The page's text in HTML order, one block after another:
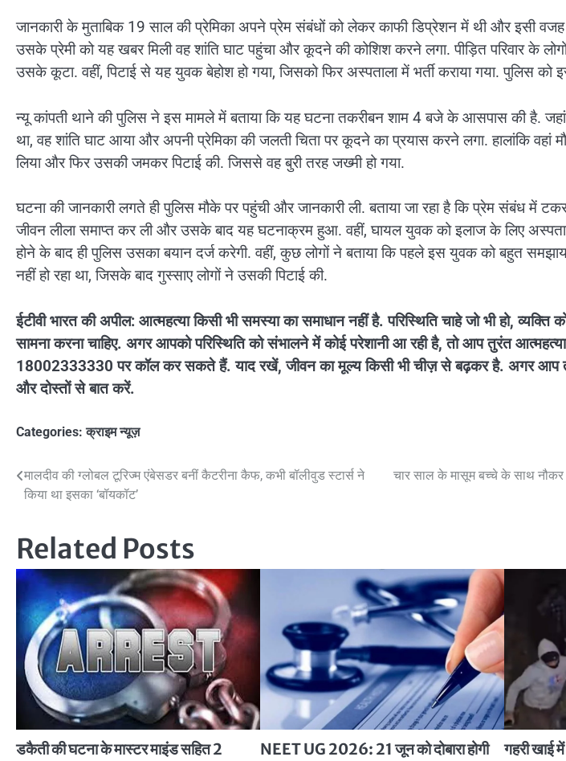
जानकारी के मुताबिक 19 साल की प्रेमिका अपने प्रेम संबंधों को लेकर काफी डिप्रेशन में थी और इसी
उसके प्रेमी को यह खबर मिली वह शांति घाट पहुंचा और कूदने की कोशिश करने लगा. पीड़ित परिवार के
उसके कूटा. वहीं, पिटाई से यह युवक बेहोश हो गया, जिसको फिर अस्पताला में भर्ती कराया गया. पुलिस को
न्यू कांपती थाने की पुलिस ने इस मामले में बताया कि यह घटना तकरीबन शाम 4 बजे के आसपास की है.
था, वह शांति घाट आया और अपनी प्रेमिका की जलती चिता पर कूदने का प्रयास करने लगा. हालांकि वहां
लिया और फिर उसकी जमकर पिटाई की. जिससे वह बुरी तरह जख्मी हो गया.
घटना की जानकारी लगते ही पुलिस मौके पर पहुंची और जानकारी ली. बताया जा रहा है कि प्रेम संबंध में
जीवन लीला समाप्त कर ली और उसके बाद यह घटनाक्रम हुआ. वहीं, घायल युवक को इलाज के लिए
होने के बाद ही पुलिस उसका बयान दर्ज करेगी. वहीं, कुछ लोगों ने बताया कि पहले इस युवक को बहुत
नहीं हो रहा था, जिसके बाद गुस्साए लोगों ने उसकी पिटाई की.
ईटीवी भारत की अपील: आत्महत्या किसी भी समस्या का समाधान नहीं है. परिस्थिति चाहे जो भी हो, व्यक्ति
सामना करना चाहिए. अगर आपको परिस्थिति को संभालने में कोई परेशानी आ रही है, तो आप तुरंत
18002333330 पर कॉल कर सकते हैं. याद रखें, जीवन का मूल्य किसी भी चीज़ से बढ़कर है. अगर आप
और दोस्तों से बात करें.
Categories:क्राइम न्यूज़
Post
navigation
मालदीव की ग्लोबल टूरिज्म एंबेसडर बनीं कैटरीना कैफ, कभी बॉलीवुड स्टार्स ने
किया था इसका ‘बॉयकॉट’
चार साल के मासूम बच्चे के साथ
Related Posts
डकैती की घटना के मास्टर माइंड सहित 2
NEET UG 2026: 21 जून को दोबारा होगी
गहरी खाई में